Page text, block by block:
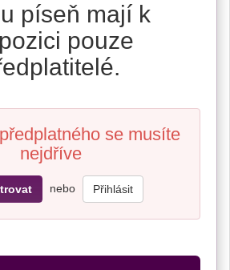
píseň mají k
pouze
se musíte
nejdříve
nebo Přihlásit